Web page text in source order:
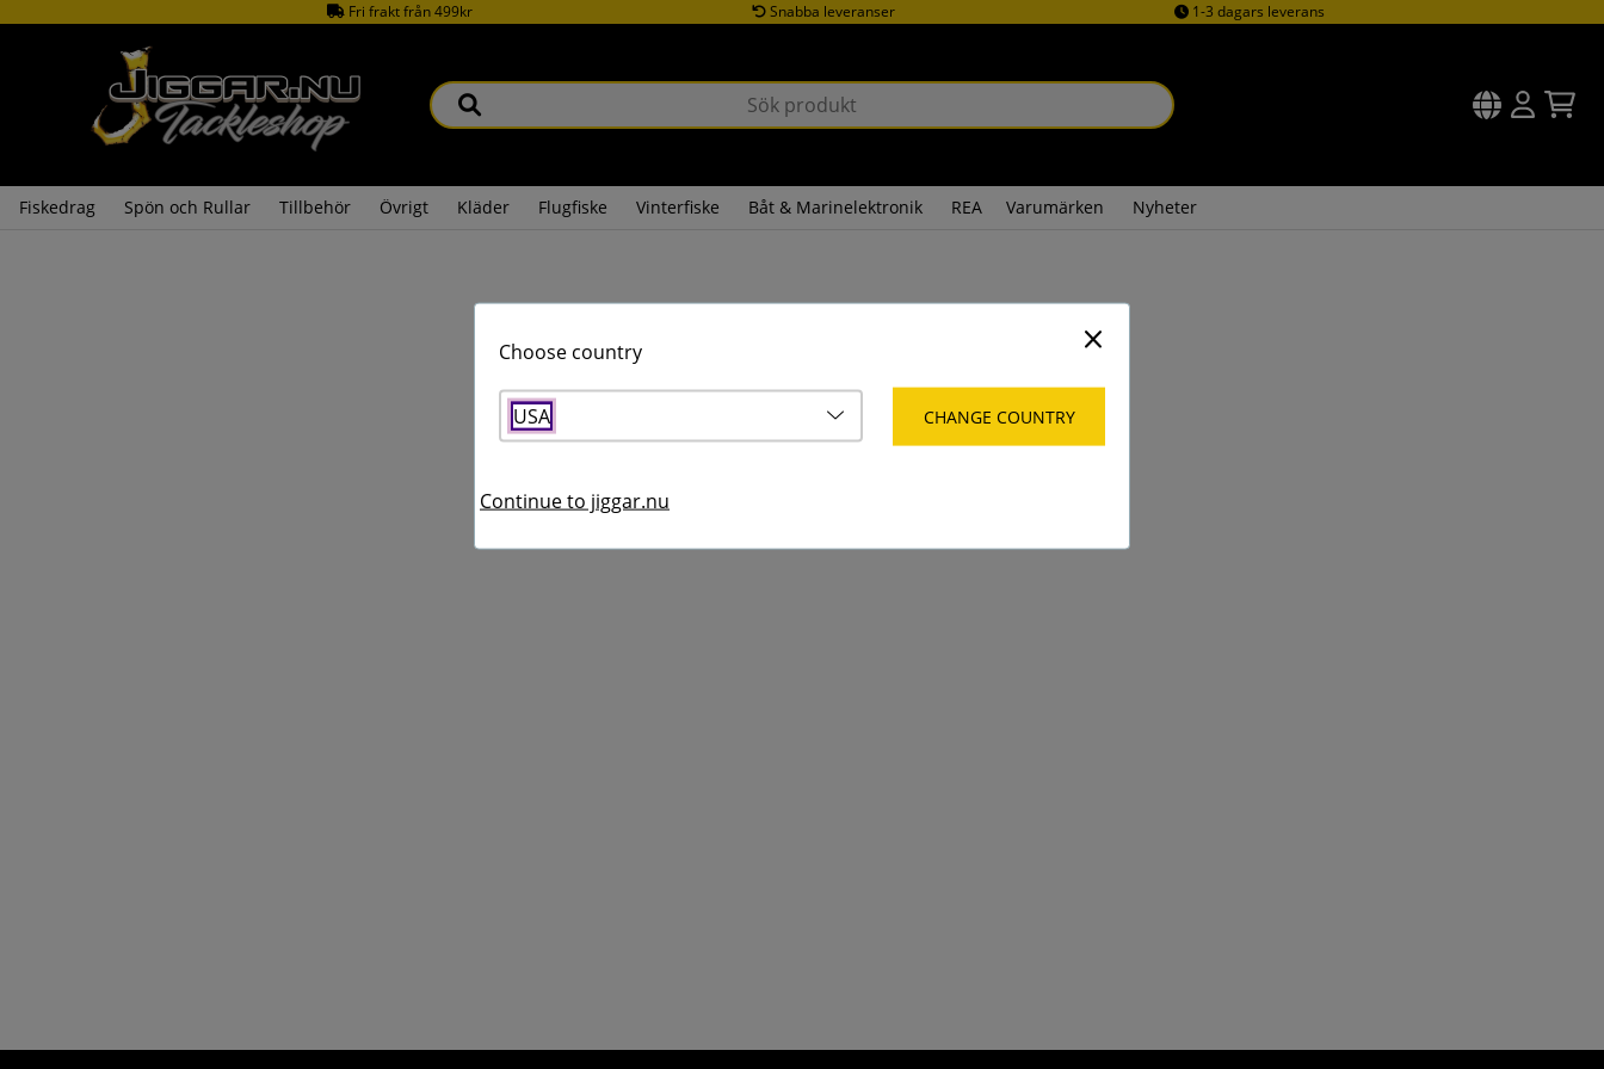
Fri frakt från 499kr Snabba leveranser 1-3 dagars leverans
Fiskedrag Spön och Rullar Tillbehör Övrigt Kläder Flugfiske Vinterfiske Båt & Marinelektronik REA Varumärken Nyheter
Choose country
USA CHANGE COUNTRY
Continue to jiggar.nu